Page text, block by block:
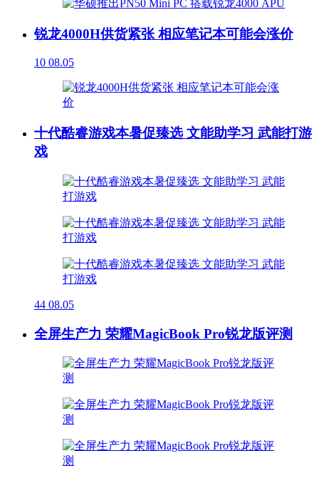
锐龙4000H供货紧张 相应笔记本可能会涨价
10 08.05
十代酷睿游戏本暑促臻选 文能助学习 武能打游
戏
44 08.05
全屏生产力 荣耀MagicBook Pro锐龙版评测